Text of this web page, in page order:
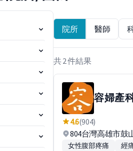
院所 醫師
共 2 件結果
容婦產
4.6(904)
804台灣高雄市鼓
女性腹部疼痛 經